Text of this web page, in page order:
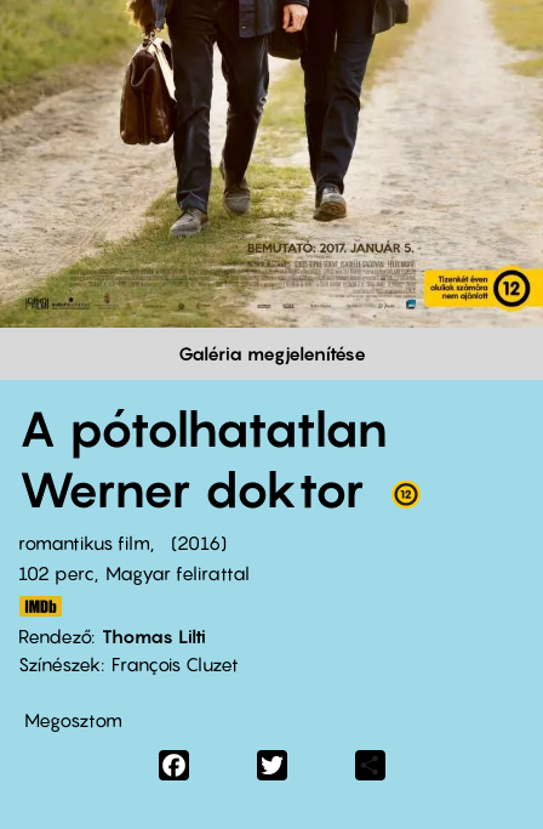
Galéria megjelenítése
A pótolhatatlan
Werner doktor
romantikus film
2016
102 perc,
Magyar felirattal
Rendező Thomas Lilti
Színészek
François Cluzet
Megosztom
Facebook